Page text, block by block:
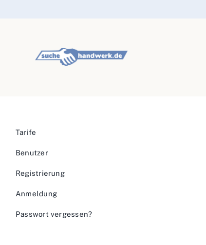
Tarife
Benutzer
Registrierung
Anmeldung
Passwort vergessen?